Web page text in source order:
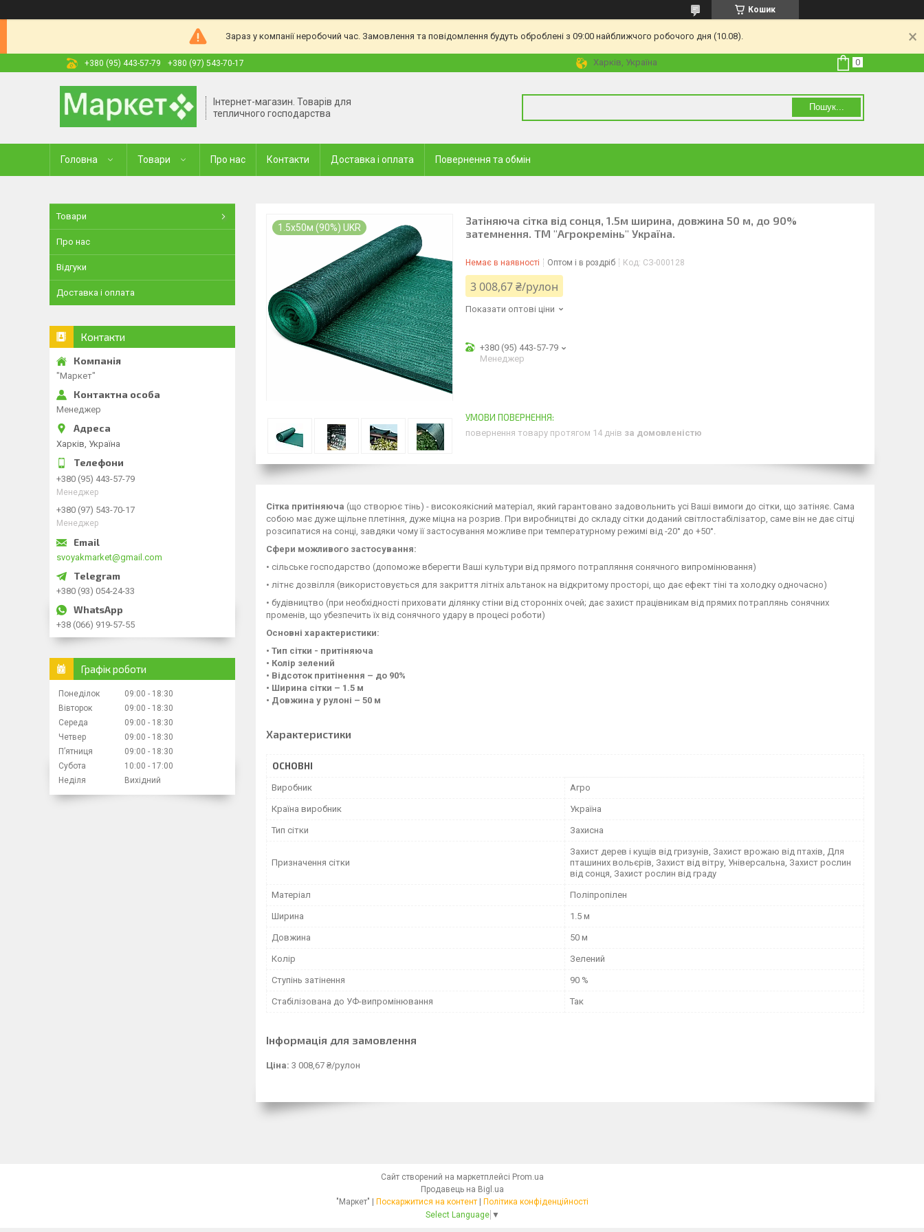
Кошик
Зараз у компанії неробочий час. Замовлення та повідомлення будуть оброблені з 09:00 найближчого робочого дня (10.08).
+380 (95) 443-57-79 +380 (97) 543-70-17 Харків, Україна
Інтернет-магазин. Товарів для
тепличного господарства
Пошук...
Головна Товари Про нас Контакти Доставка і оплата Повернення та обмін
1.5х50м (90%) UKR
Затіняюча сітка від сонця, 1.5м ширина, довжина 50 м, до 90%
затемнення. ТМ "Агрокремінь" Україна.
Немає в наявності Оптом і в роздріб Код: СЗ-000128
3 008,67 ₴/рулон
Показати оптові ціни
+380 (95) 443-57-79
Менеджер
повернення товару протягом 14 днів за домовленістю
Сітка притіняюча (що створює тінь) - високоякісний матеріал, який гарантовано задовольнить усі Ваші вимоги до сітки, що затіняє. Сама
собою має дуже щільне плетіння, дуже міцна на розрив. При виробництві до складу сітки доданий світлостабілізатор, саме він не дає сітці
розсипатися на сонці, завдяки чому її застосування можливе при температурному режимі від -20° до +50°.
Сфери можливого застосування:
• сільське господарство (допоможе вберегти Ваші культури від прямого потрапляння сонячного випромінювання)
• літнє дозвілля (використовується для закриття літніх альтанок на відкритому просторі, що дає ефект тіні та холодку одночасно)
• будівництво (при необхідності приховати ділянку стіни від сторонніх очей; дає захист працівникам від прямих потраплянь сонячних
променів, що убезпечить їх від сонячного удару в процесі роботи)
Основні характеристики:
• Тип сітки - притіняюча
• Колір зелений
• Відсоток притінення – до 90%
• Ширина сітки – 1.5 м
• Довжина у рулоні – 50 м
Характеристики
ОСНОВНІ
Виробник Агро
Країна виробник Україна
Тип сітки Захисна
Призначення сітки
Захист дерев і кущів від гризунів, Захист врожаю від птахів, Для
пташиних вольєрів, Захист від вітру, Універсальна, Захист рослин
від сонця, Захист рослин від граду
Матеріал Поліпропілен
Ширина 1.5 м
Довжина 50 м
Колір Зелений
Ступінь затінення 90 %
Стабілізована до УФ-випромінювання Так
Інформація для замовлення
Ціна: 3 008,67 ₴/рулон
Товари
Про нас
Відгуки
Доставка і оплата
Контакти
"Маркет"
Менеджер
Харків, Україна
+380 (95) 443-57-79
Менеджер
+380 (97) 543-70-17
Менеджер
svoyakmarket@gmail.com
+380 (93) 054-24-33
+38 (066) 919-57-55
Графік роботи
Понеділок 09:00
18:30
Вівторок
09:00
18:30
Середа
09:00
18:30
Четвер
09:00
18:30
Пʼятниця
09:00
18:30
Субота
10:00
17:00
Неділя
Вихідний
Сайт створений на маркетплейсі Prom.ua
Продавець на Bigl.ua
Поскаржитися на контент
Політика конфіденційності
Select Language ▼